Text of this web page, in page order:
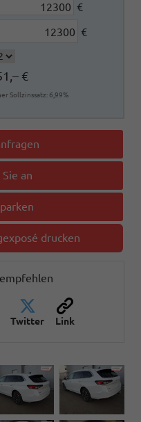
€
€
€
Sollzinssatz: 6,99%
an
drucken
Twitter Link